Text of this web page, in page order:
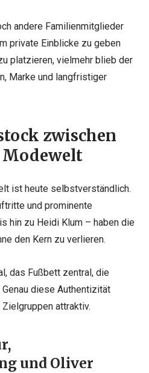
andere Familienmitglieder
private Einblicke zu geben
platzieren, vielmehr blieb der
Marke und langfristiger
zwischen
ist heute selbstverständlich.
und prominente
hin zu Heidi Klum – haben die
den Kern zu verlieren.
das Fußbett zentral, die
diese Authentizität
attraktiv.
und Oliver